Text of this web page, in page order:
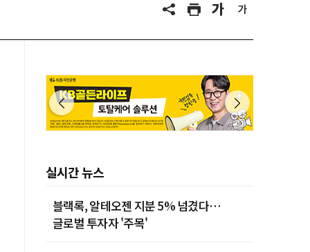
제주 27˚C
실시간 뉴스
블랙록, 알테오젠 지분 5% 넘겼다…
글로벌 투자자 '주목'